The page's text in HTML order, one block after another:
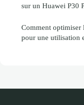
sur un Huawei P30
Comment optimiser
pour une utilisation